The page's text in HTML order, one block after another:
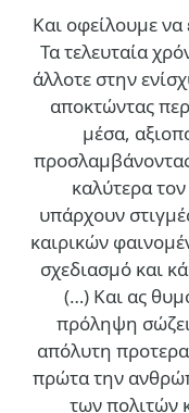
Και οφείλουμε να
Τα τελευταία
άλλοτε στην
αποκτώντας
μέσα,
καλύτερα
υπάρχουν
καιρικών
σχεδιασμό και
(…) Και ας
πρόληψη
απόλυτη
πρώτα την
των πολιτών